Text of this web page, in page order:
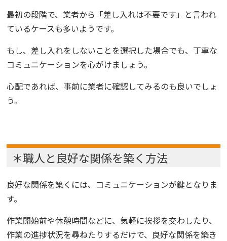
最初の段階で、業者から「差し入れは不要です」と言われ
ているケースも多いようです。
もし、差し入れをしないことを選択した場合でも、丁寧な
コミュニケーションを心がけましょう。
心配であれば、事前に業者に確認してみるのも良いでしょ
う。
＊職人と良好な関係を築く方法
良好な関係を築くには、コミュニケーションが鍵となりま
す。
作業開始前や休憩時間などに、気軽に挨拶を交わしたり、
作業の進捗状況を尋ねたりするだけで、良好な関係を築き